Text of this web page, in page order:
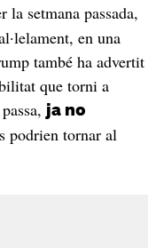
setmana passada,
en una
també ha advertit
que torni a
ja no
tornar al